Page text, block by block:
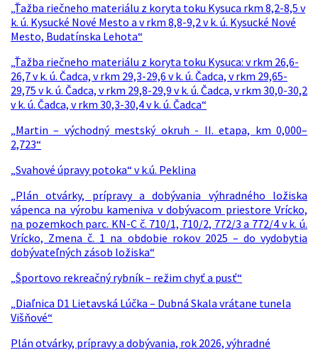
„Ťažba riečneho materiálu z koryta toku Kysuca rkm 8,2-8,5 v
k. ú. Kysucké Nové Mesto a v rkm 8,8-9,2 v k. ú. Kysucké Nové
Mesto, Budatínska Lehota“
„Ťažba riečneho materiálu z koryta toku Kysuca: v rkm 26,6-
26,7 v k. ú. Čadca, v rkm 29,3-29,6 v k. ú. Čadca, v rkm 29,65-
29,75 v k. ú. Čadca, v rkm 29,8-29,9 v k. ú. Čadca, v rkm 30,0-30,2
v k. ú. Čadca, v rkm 30,3-30,4 v k. ú. Čadca“
„Martin – východný mestský okruh - II. etapa, km 0,000–
2,723“
„Svahové úpravy potoka“ v k.ú. Peklina
„Plán otvárky, prípravy a dobývania výhradného ložiska
vápenca na výrobu kameniva v dobývacom priestore Vrícko,
na pozemkoch parc. KN-C č. 710/1, 710/2, 772/3 a 772/4 v k. ú.
Vrícko, Zmena č. 1 na obdobie rokov 2025 – do vydobytia
dobývateľných zásob ložiska“
„Športovo rekreačný rybník – režim chyť a pusť“
„Diaľnica D1 Lietavská Lúčka – Dubná Skala vrátane tunela
Višňové“
Plán otvárky, prípravy a dobývania, rok 2026, výhradné